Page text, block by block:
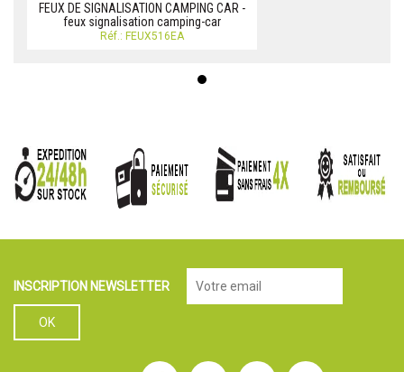
FEUX DE SIGNALISATION CAMPING CAR -
feux signalisation camping-car
Réf.: FEUX516EA
INSCRIPTION NEWSLETTER